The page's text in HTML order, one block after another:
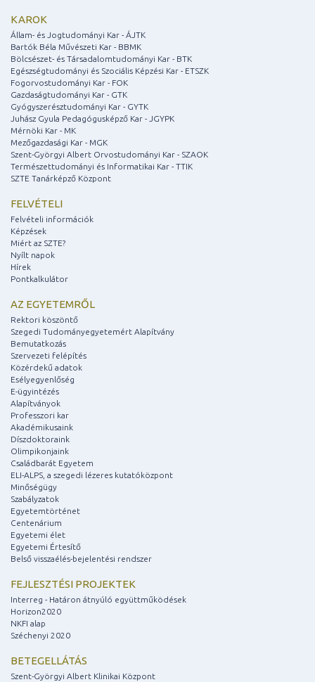
KAROK
Állam- és Jogtudományi Kar - ÁJTK
Bartók Béla Művészeti Kar - BBMK
Bölcsészet- és Társadalomtudományi Kar - BTK
Egészségtudományi és Szociális Képzési Kar - ETSZK
Fogorvostudományi Kar - FOK
Gazdaságtudományi Kar - GTK
Gyógyszerésztudományi Kar - GYTK
Juhász Gyula Pedagógusképző Kar - JGYPK
Mérnöki Kar - MK
Mezőgazdasági Kar - MGK
Szent-Györgyi Albert Orvostudományi Kar - SZAOK
Természettudományi és Informatikai Kar - TTIK
SZTE Tanárképző Központ
FELVÉTELI
Felvételi információk
Képzések
Miért az SZTE?
Nyílt napok
Hírek
Pontkalkulátor
AZ EGYETEMRŐL
Rektori köszöntő
Szegedi Tudományegyetemért Alapítvány
Bemutatkozás
Szervezeti felépítés
Közérdekű adatok
Esélyegyenlőség
E-ügyintézés
Alapítványok
Professzori kar
Akadémikusaink
Díszdoktoraink
Olimpikonjaink
Családbarát Egyetem
ELI-ALPS, a szegedi lézeres kutatóközpont
Minőségügy
Szabályzatok
Egyetemtörténet
Centenárium
Egyetemi élet
Egyetemi Értesítő
Belső visszaélés-bejelentési rendszer
FEJLESZTÉSI PROJEKTEK
Interreg - Határon átnyúló együttműködések
Horizon2020
NKFI alap
Széchenyi 2020
BETEGELLÁTÁS
Szent-Györgyi Albert Klinikai Központ